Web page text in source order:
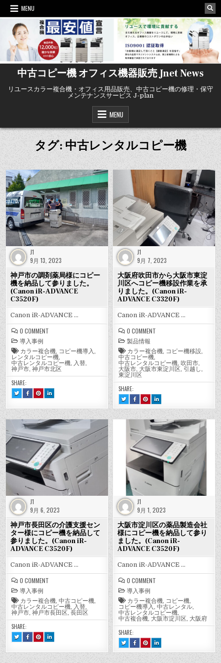
Skip
content
MENU
中古コピー機 オフィス機器販売 Jnet News
リユースカラー複合機・オフィス用品販売、中古コピー機の修理・保守
メンテナンスサービス J-plan
MENU
タグ: 中古レンタルコピー機
J1
9月 13, 2023
神戸市の調剤薬局様にコピー
機を納品して参りました。
(Canon iR-ADVANCE
C3520F)
Canon iR-ADVANCE …
0 COMMENT
市
の
調
剤
薬
局
に
コ
ー
機
を
納
品
し
て
参
り
ま
し
た。
(CANON
IR-
ADVANCE
C3520F)
導入事例
カラー複合機 コピー機導入
レンタルコピー機
中古レンタルコピー機 入替
神戸市,神戸市北区
SHARE:
TWEET
THIS!
神
戸
市
の
調
剤
薬
局
様
に
ピ
ー
機
を
て
参
り
ま
し
た。
(CANON
IR-
ADVANCE
C3520F)
SHARE
THIS
FACEBOOK
:
神
戸
市
の
調
剤
様
に
コ
ピ
機
を
納
品
し
て
参
り
ま
し
た。
(CANON
IR-
ADVANCE
C3520F)
SHARE
THIS
PINTEREST
:
神
戸
市
の
調
剤
薬
局
様
に
コ
ピ
ー
機
を
品
て
参
り
ま
し
た。
(CANON
IR-
ADVANCE
C3520F)
SHARE
THIS
LINKEDIN
:
神
戸
市
の
調
剤
薬
局
様
に
ピ
ー
機
を
納
品
て
参
り
ま
し
た。
(CANON
IR-
ADVANCE
C3520F)
J1
9月 7, 2023
大阪府吹田市から大阪市東淀
川区へコピー機移設作業を承
りました。(Canon iR-
ADVANCE C3320F)
Canon iR-ADVANCE …
0 COMMENT
府
吹
田
市
か
大
市
東
淀
川
区
へ
コ
ピ
ー
機
移
設
業
を
承
ま
た。
(CANON
IR-
ADVANCE
C3320F)
製品情報
カラー複合機 コピー機移設
中古コピー機,
中古レンタルコピー機 吹田市
大阪市,大阪市東淀川区 ,引越し
東淀川区
SHARE:
TWEET
THIS!
:
大
阪
吹
田
市
ら
大
阪
市
東
淀
川
区
へ
コ
ピ
ー
機
移
設
作
業
を
承
り
ま
し
た。
(CANON
IR-
C3320F)
SHARE
THIS
ON
FACEBOOK
:
阪
府
吹
田
市
か
ら
阪
市
川
区
へ
コ
ピ
ー
機
移
設
作
業
を
承
り
ま
し
た。
IR-
ADVANCE
SHARE
THIS
ON
PINTEREST
:
大
阪
府
吹
田
か
ら
市
東
淀
川
へ
ピ
ー
機
移
設
作
業
を
承
り
ま
し
た。
IR-
ADVANCE
SHARE
THIS
ON
LINKEDIN
:
大
阪
府
吹
田
市
か
ら
大
東
淀
へ
ピ
ー
機
移
設
作
業
を
承
り
ま
し
た。
IR-
J1
9月 6, 2023
神戸市長田区の介護支援セン
ター様にコピー機を納品して
参りました。(Canon iR-
ADVANCE C3520F)
Canon iR-ADVANCE …
0 COMMENT
市
長
田
区
の
護
支
セ
ン
導入事例
カラー複合機,中古コピー機,
中古レンタルコピー機, 入替,
神戸市,神戸市長田区,長田区
SHARE:
TWEET
THIS!
神
戸
市
SHARE
THIS
FACEBOOK
:
神
SHARE
THIS
PINTEREST
:
神
SHARE
THIS
LINKEDIN
:
神
J1
9月 1, 2023
大阪市淀川区の薬品製造会社
様にコピー機を納品して参り
ました。(Canon iR-
ADVANCE C3520F)
Canon iR-ADVANCE …
0 COMMENT
市
淀
川
区
の
薬
製
造
会
社
導入事例
カラー複合機, コピー機,
コピー機導入,中古レンタル,
中古レンタルコピー機,
中古複合機,大阪市淀川区, 大阪府
SHARE:
TWEET
THIS!
:
大
SHARE
THIS
ON
FACEBOOK
SHARE
THIS
ON
PINTEREST
SHARE
THIS
ON
LINKEDIN